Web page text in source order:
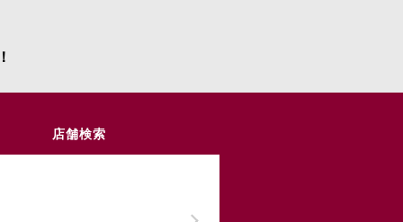
店舗検索